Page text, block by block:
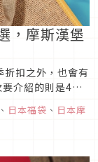
，摩斯漢堡
扣之外，也會有
介紹的則是4家
與電影合作的聯
、 日本福袋 、 日本摩